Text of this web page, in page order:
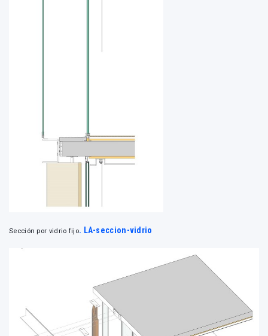
Sección por vidrio fijo. LA-seccion-vidrio